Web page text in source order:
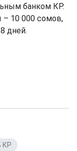
банком КР.
– 10 000 сомов,
дней.
КР